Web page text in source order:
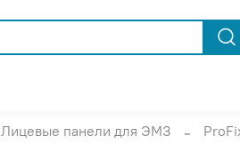
Лицевые панели для ЭМЗ